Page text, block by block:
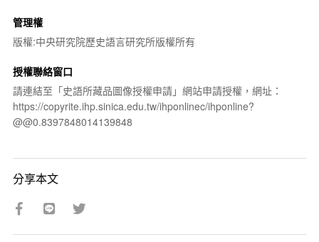
管理權
版權:中央研究院歷史語言研究所版權所有
授權聯絡窗口
請連結至「史語所藏品圖像授權申請」網站申請授權，網址：
https://copyrite.ihp.sinica.edu.tw/ihponlinec/ihponline?
@@0.8397848014139848
分享本文